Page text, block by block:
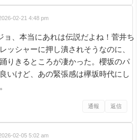
02-21 4:48 pm
ョ、本当にあれは伝説だよね！菅井ち
ッシャーに押し潰されそうなのに、
りきるところが凄かった。櫻坂のパ
いけど、あの緊張感は欅坂時代にし
通報 返信
02-05 5:02 am